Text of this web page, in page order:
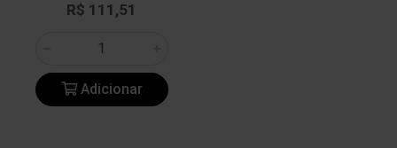
R$ 111,51
Adicionar